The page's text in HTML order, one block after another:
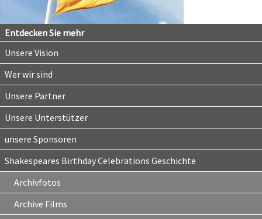
Entdecken Sie mehr
Unsere Vision
Wer wir sind
Unsere Partner
Unsere Unterstützer
unsere Sponsoren
Shakespeares Birthday Celebrations Geschichte
Archivfotos
Archive Films